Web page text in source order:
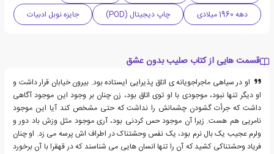
دهه 1960 میلادی
چاپ دیجیتال (POD) جایزه نوبل ادبیات
قسمت هایی از کتاب صلیب بدون عشق
او در سیاهی ماجراجویانه ی اتاق پذیرایی ایستاده بود. بیرون خیابان قرار داشت و
او دیگر تنها نبود، موجودی با او توی اتاق بود، زن چنان بر وجود این موجود آگاهی
داشت که جرأت گشودن چشمانش را نداشت که حتی مشخص کند آیا این موجود
نامریی هم هست. زیرا آن موجود حس کردنی بود، آری موجود مثل وزش باد دور و
ولرم عجیب یک بال نرم بود، یک نفس وحشتناک در اطراف اش پرسه می زد. او چنان
فریاد وحشتناکی کشید که آن را تنها انسان هایی می شناسند که در قهقرا با آن برخورد